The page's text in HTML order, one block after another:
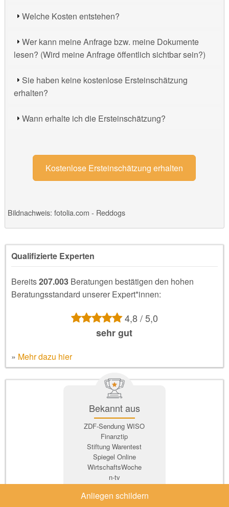
Welche Kosten entstehen?
Wer kann meine Anfrage bzw. meine Dokumente
lesen? (Wird meine Anfrage öffentlich sichtbar sein?)
Sie haben keine kostenlose Ersteinschätzung
erhalten?
Wann erhalte ich die Ersteinschätzung?
Kostenlose Ersteinschätzung erhalten
Bildnachweis: fotolia.com - Reddogs
Qualifizierte Experten
Bereits207.003Beratungen bestätigen den hohen
Beratungsstandard unserer Expert*innen:
4,8 / 5,0
sehr gut
» Mehr dazu hier
Bekannt aus
ZDF-Sendung WISO
Finanztip
Stiftung Warentest
Spiegel Online
WirtschaftsWoche
n-tv
und viele mehr
Anliegen schildern